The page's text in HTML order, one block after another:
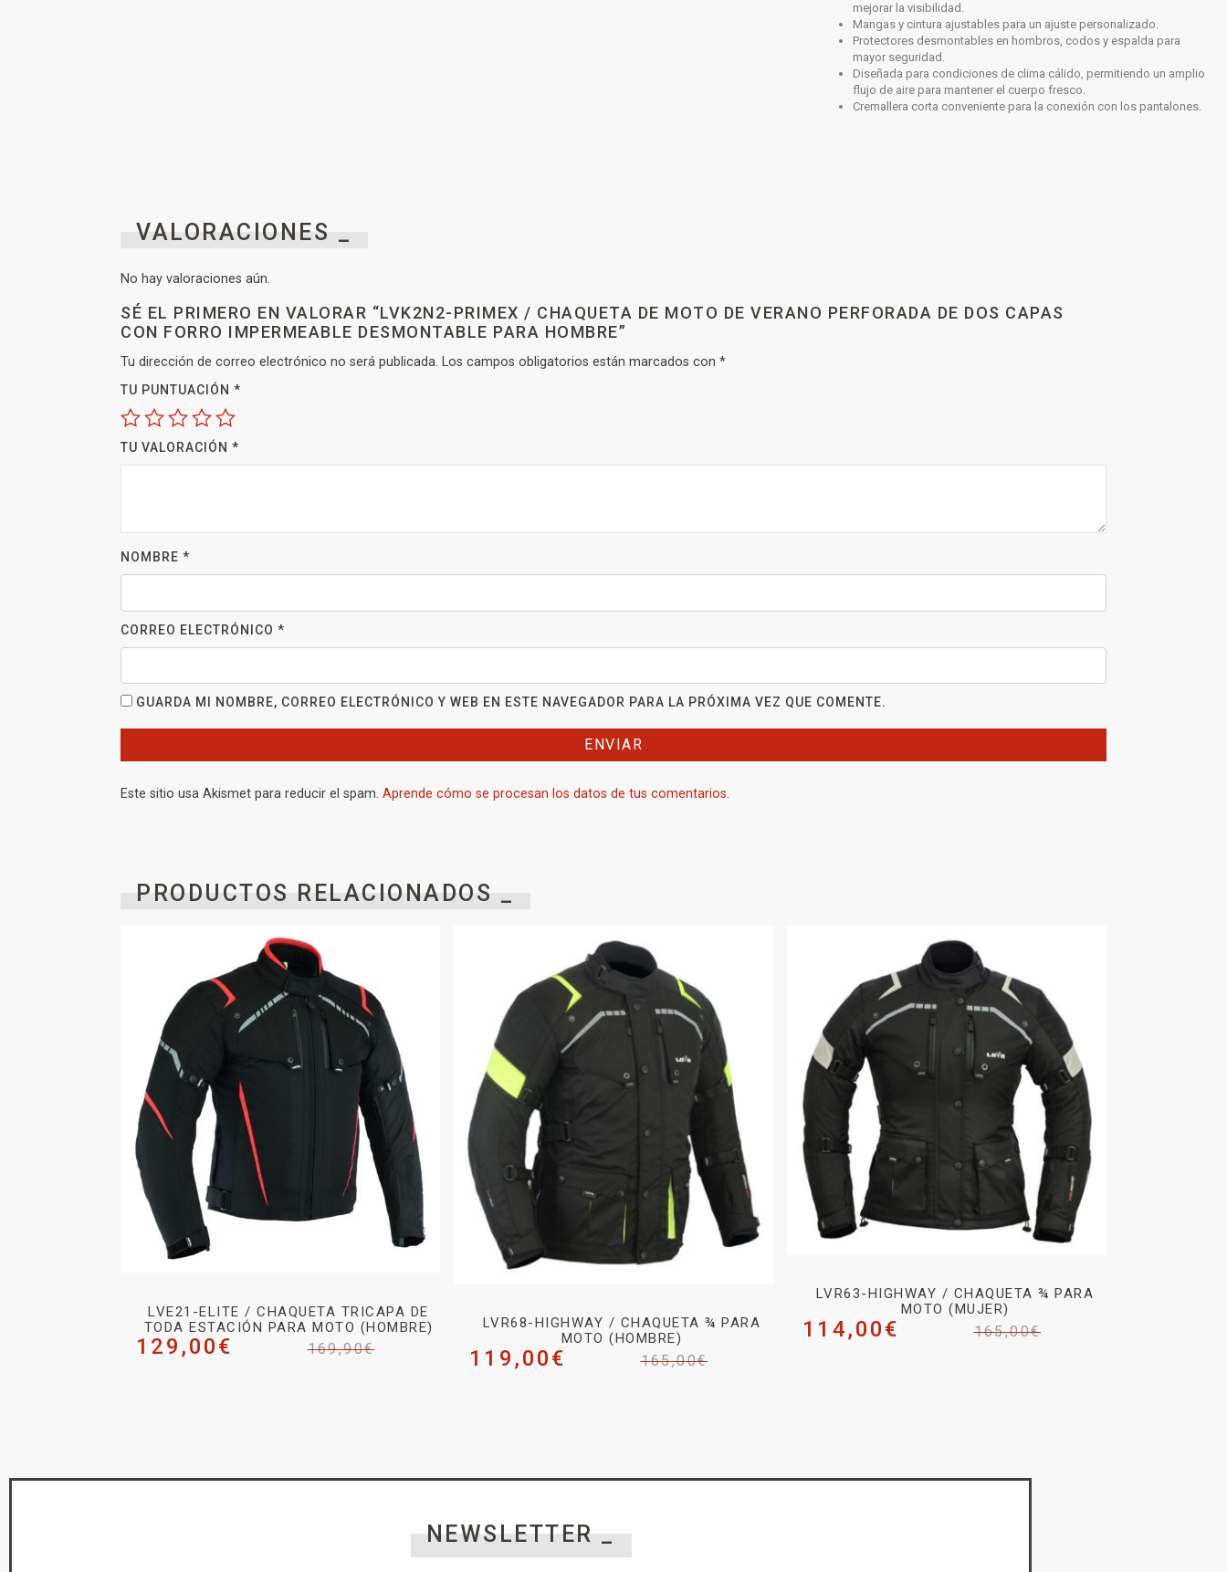
mejorar la visibilidad.
Mangas y cintura ajustables para un ajuste personalizado.
Protectores desmontables en hombros, codos y espalda para
mayor seguridad.
Diseñada para condiciones de clima cálido, permitiendo un amplio
flujo de aire para mantener el cuerpo fresco.
Cremallera corta conveniente para la conexión con los pantalones.
VALORACIONES _
No hay valoraciones aún.
SÉ EL PRIMERO EN VALORAR “LVK2N2-PRIMEX / CHAQUETA DE MOTO DE VERANO PERFORADA DE DOS CAPAS
CON FORRO IMPERMEABLE DESMONTABLE PARA HOMBRE”
Tu dirección de correo electrónico no será publicada. Los campos obligatorios están marcados con *
TU PUNTUACIÓN *
TU VALORACIÓN *
NOMBRE *
CORREO ELECTRÓNICO *
GUARDA MI NOMBRE, CORREO ELECTRÓNICO Y WEB EN ESTE NAVEGADOR PARA LA PRÓXIMA VEZ QUE COMENTE.
Este sitio usa Akismet para reducir el spam. Aprende cómo se procesan los datos de tus comentarios.
PRODUCTOS RELACIONADOS _
LVE21-ELITE / CHAQUETA TRICAPA DE
TODA ESTACIÓN PARA MOTO (HOMBRE)
169,90€
129,00€
LVR68-HIGHWAY / CHAQUETA ¾ PARA
MOTO (HOMBRE)
165,00€
119,00€
LVR63-HIGHWAY / CHAQUETA ¾ PARA
MOTO (MUJER)
165,00€
114,00€
NEWSLETTER _